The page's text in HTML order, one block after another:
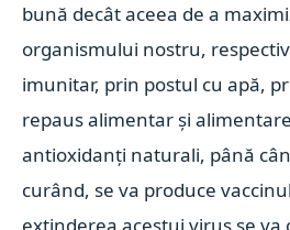
bună decât aceea de a
organismului nostru,
imunitar, prin postul cu apă,
repaus alimentar și
antioxidanți naturali, până
curând, se va produce